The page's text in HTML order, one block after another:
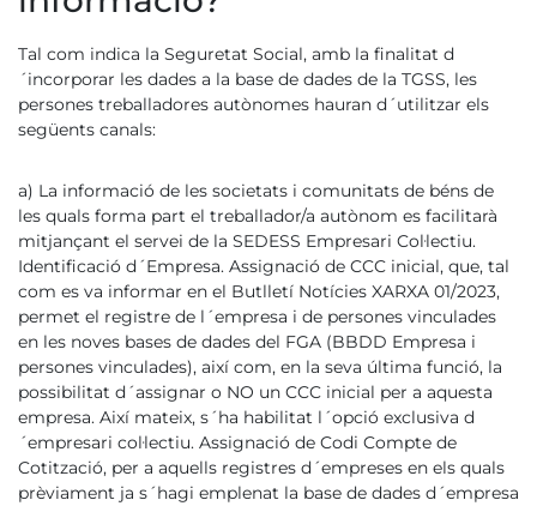
Tal com indica la Seguretat Social, amb la finalitat d
´incorporar les dades a la base de dades de la TGSS, les
persones treballadores autònomes hauran d´utilitzar els
següents canals:
a) La informació de les societats i comunitats de béns de
les quals forma part el treballador/a autònom es facilitarà
mitjançant el servei de la SEDESS Empresari Col·lectiu.
Identificació d´Empresa. Assignació de CCC inicial, que, tal
com es va informar en el Butlletí Notícies XARXA 01/2023,
permet el registre de l´empresa i de persones vinculades
en les noves bases de dades del FGA (BBDD Empresa i
persones vinculades), així com, en la seva última funció, la
possibilitat d´assignar o NO un CCC inicial per a aquesta
empresa. Així mateix, s´ha habilitat l´opció exclusiva d
´empresari col·lectiu. Assignació de Codi Compte de
Cotització, per a aquells registres d´empreses en els quals
prèviament ja s´hagi emplenat la base de dades d´empresa